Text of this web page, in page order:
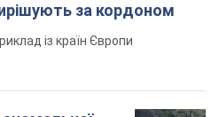
за кордоном
із країн Європи